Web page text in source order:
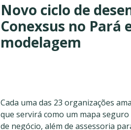
Novo ciclo de
Conexsus no Pará
modelagem
Cada uma das 23 organizações
que servirá como um mapa
de negócio, além de assessoria